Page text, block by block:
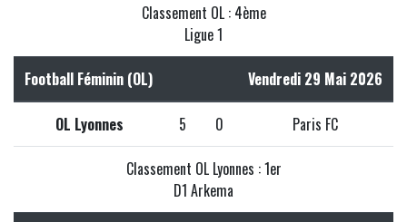
Classement OL : 4ème
Ligue 1
Football Féminin (OL) Vendredi 29 Mai 2026
OL Lyonnes 5 0 Paris FC
Classement OL Lyonnes : 1er
D1 Arkema